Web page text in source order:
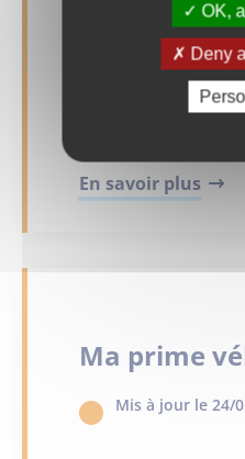
Retour en
stand "Ma
Mis à jour le 05/
En savoir plus
Ma prime
Mis à jour le 24/
OK,
Deny